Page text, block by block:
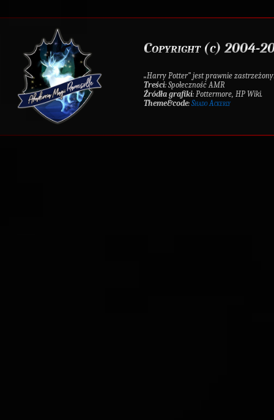
Copyright (c) 2004-
„Harry Potter” jest prawnie
Treści: Społeczność AMR
Źródła grafiki: Pottermore, HP Wiki.
Theme&code: Shado Ackerly